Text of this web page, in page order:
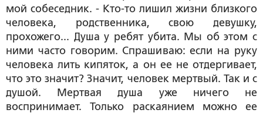
мой собеседник. - Кто-то лишил жизни близкого
человека, родственника, свою девушку,
прохожего... Душа у ребят убита. Мы об этом с
ними часто говорим. Спрашиваю: если на руку
человека лить кипяток, а он ее не отдергивает,
что это значит? Значит, человек мертвый. Так и с
душой. Мертвая душа уже ничего не
воспринимает. Только раскаянием можно ее